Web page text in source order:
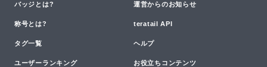
バッジとは? 運営からのお知らせ
称号とは? teratail API
タグ一覧 ヘルプ
ユーザーランキング お役立ちコンテンツ